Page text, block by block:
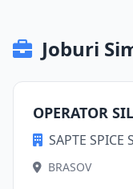
Joburi
OPERATOR
SAPTE SPICE
BRASOV